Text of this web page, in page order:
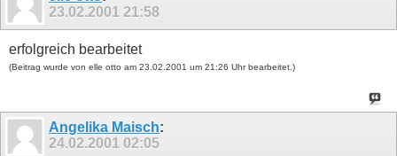
23.02.2001 21:58
erfolgreich bearbeitet
(Beitrag wurde von elle otto am 23.02.2001 um 21:26 Uhr bearbeitet.)
Angelika Maisch:
24.02.2001 02:05